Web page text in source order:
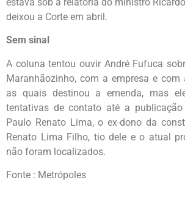
deixou a Corte em abril.
Sem sinal
A coluna tentou ouvir André Fufuca
Maranhãozinho, com a empresa e com
as quais destinou a emenda, mas
tentativas de contato até a publicação
Paulo Renato Lima, o ex-dono da
Renato Lima Filho, tio dele e o atual
não foram localizados.
Fonte : Metrópoles